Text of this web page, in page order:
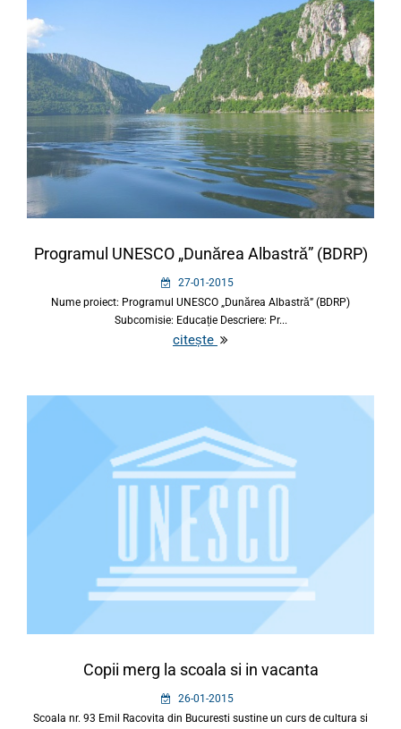
Programul UNESCO „Dunărea Albastră” (BDRP)
27-01-2015
Nume proiect: Programul UNESCO „Dunărea Albastră” (BDRP)
Subcomisie: Educație Descriere: Pr...
citește
Copii merg la scoala si in vacanta
26-01-2015
Scoala nr. 93 Emil Racovita din Bucuresti sustine un curs de cultura si